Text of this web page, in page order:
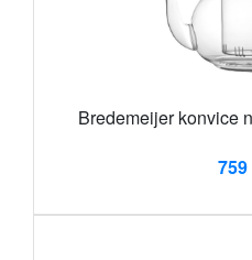
Bredemeijer konvice